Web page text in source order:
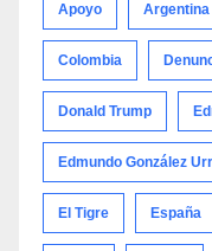
Apoyo Argentina
Colombia
Donald Trump
Edmundo González
El Tigre España